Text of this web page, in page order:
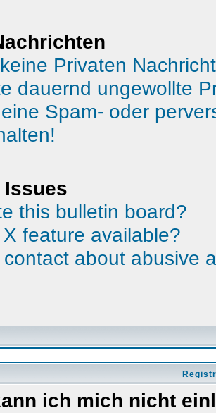
Privaten
dauernd ungewollte
Spam- oder
Issues
this bulletin board?
feature available?
about abusive
ich mich nicht